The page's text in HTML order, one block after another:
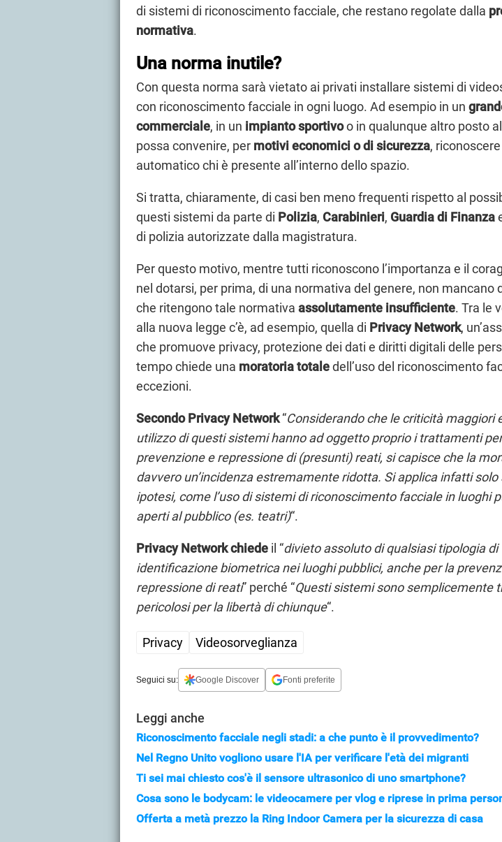
di sistemi di riconoscimento facciale, che restano regolate dalla
normativa.
Una norma inutile?
Con questa norma sarà vietato ai privati installare sistemi di
con riconoscimento facciale in ogni luogo. Ad esempio in un
commerciale, in un impianto sportivoo in qualunque altro posto
possa convenire, per motivi economici o di sicurezza,
automatico chi è presente all’interno dello spazio.
Si tratta, chiaramente, di casi ben meno frequenti rispetto al
questi sistemi da parte di Polizia, Carabinieri, Guardia di Finanza
di polizia autorizzate dalla magistratura.
Per questo motivo, mentre tutti riconoscono l’importanza e il
nel dotarsi, per prima, di una normativa del genere, non mancano
che ritengono tale normativa assolutamente insufficiente. Tra le
alla nuova legge c’è, ad esempio, quella di Privacy Network,
che promuove privacy, protezione dei dati e diritti digitali delle
tempo chiede una moratoria totaledell’uso del riconoscimento
eccezioni.
Secondo Privacy Network“Considerando che le criticità maggiori
utilizzo di questi sistemi hanno ad oggetto proprio i trattamenti
prevenzione e repressione di (presunti) reati, si capisce che la
davvero un’incidenza estremamente ridotta. Si applica infatti
ipotesi, come l’uso di sistemi di riconoscimento facciale in luoghi
aperti al pubblico (es. teatri)“.
Privacy Network chiede il “divieto assoluto di qualsiasi tipologia di
identificazione biometrica nei luoghi pubblici, anche per la
repressione di reati” perché “Questi sistemi sono semplicemente
pericolosi per la libertà di chiunque“.
Privacy Videosorveglianza
Seguici su: Google Discover Fonti preferite
Leggi anche
Riconoscimento facciale negli stadi: a che punto è il provvedimento?
Nel Regno Unito vogliono usare l'IA per verificare l'età dei migranti
Ti sei mai chiesto cos'è il sensore ultrasonico di uno smartphone?
Cosa sono le bodycam: le videocamere per vlog e riprese in prima
Offerta a metà prezzo la Ring Indoor Camera per la sicurezza di casa